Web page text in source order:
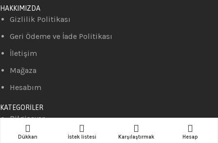
HAKKIMIZDA
Gizlilik Politikası
Geri Ödeme ve İade Politikası
İletişim
Mağaza
Hesabım
KATEGORİLER
Bilgisayar
Telefon
Dükkan İstek listesi Karşılaştırmak Hesap